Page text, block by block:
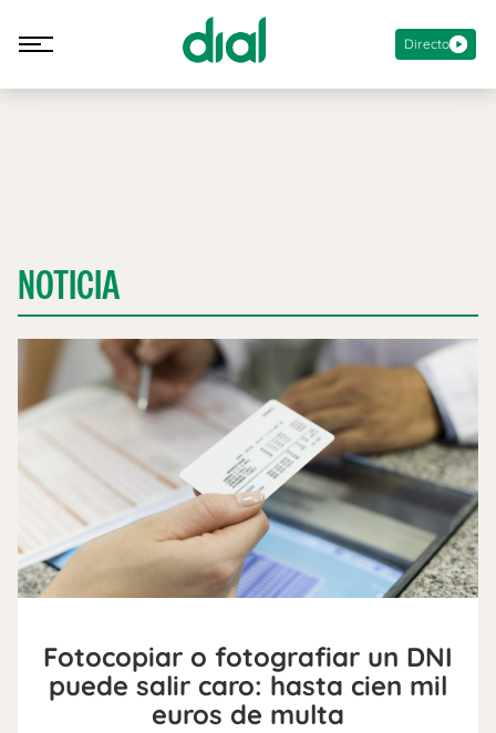
Directo
NOTICIA
Fotocopiar o fotografiar un DNI
puede salir caro: hasta cien mil
euros de multa